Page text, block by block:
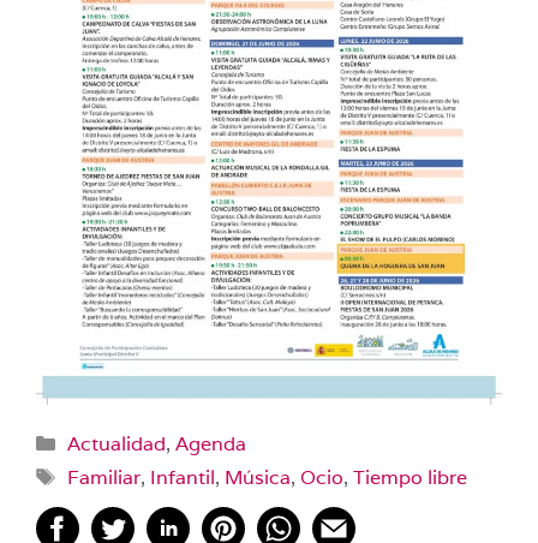
Categorías
Actualidad, Agenda
Etiquetas
Familiar, Infantil, Música, Ocio, Tiempo libre